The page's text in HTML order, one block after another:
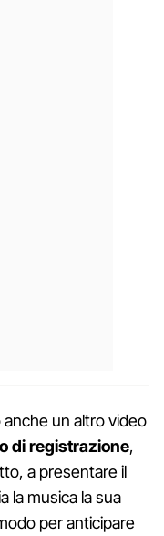
un altro video
di registrazione,
a presentare il
la musica la sua
per anticipare